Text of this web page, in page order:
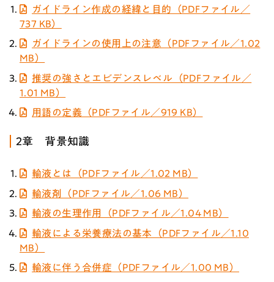
ガイドライン作成の経緯と目的（PDFファイル／
737 KB）
ガイドラインの使用上の注意（PDFファイル／1.02
MB）
推奨の強さとエビデンスレベル（PDFファイル／
1.01 MB）
用語の定義（PDFファイル／919 KB）
2章 背景知識
輸液とは（PDFファイル／1.02 MB）
輸液剤（PDFファイル／1.06 MB）
輸液の生理作用（PDFファイル／1.04 MB）
輸液による栄養療法の基本（PDFファイル／1.10
MB）
輸液に伴う合併症（PDFファイル／1.00 MB）